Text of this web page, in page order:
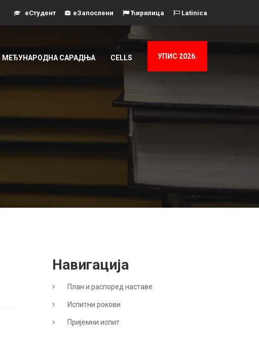
еСтудент еЗапослени Ћирилица Latinica
МЕЂУНАРОДНА САРАДЊА CELLS УПИС 2026.
Навигација
План и распоред наставе
Испитни рокови
Пријемни испит